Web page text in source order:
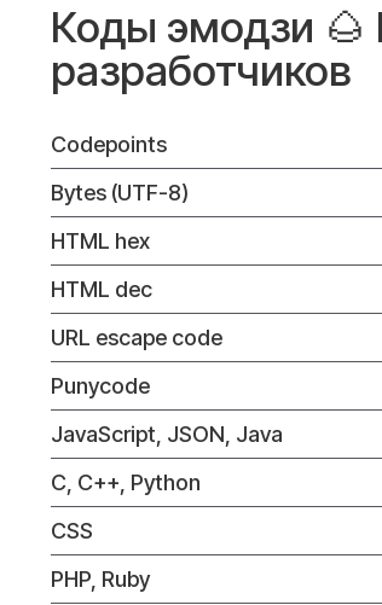
Коды эмодзи 🌰
разработчиков
Codepoints
Bytes (UTF-8)
HTML hex
HTML dec
URL escape code
Punycode
JavaScript, JSON, Java
C, C++, Python
CSS
PHP, Ruby